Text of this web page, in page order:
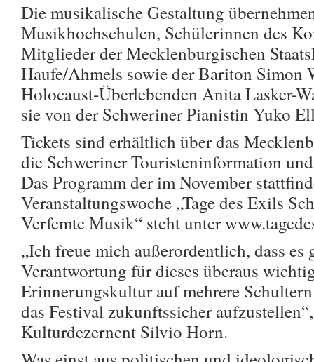
Die musikalische Gestaltung
Musikhochschulen, Schülerinnen des
Mitglieder der Mecklenburgischen
Haufe/Ahmels sowie der Bariton Simon
Holocaust-Überlebenden Anita Lasker-
sie von der Schweriner Pianistin Yuko
Tickets sind erhältlich über das
die Schweriner Touristeninformation
Das Programm der im November
Veranstaltungswoche „Tage des Exils
Verfemte Musik“ steht unter
„Ich freue mich außerordentlich, dass es
Verantwortung für dieses überaus
Erinnerungskultur auf mehrere
das Festival zukunftssicher
Kulturdezernent Silvio Horn.